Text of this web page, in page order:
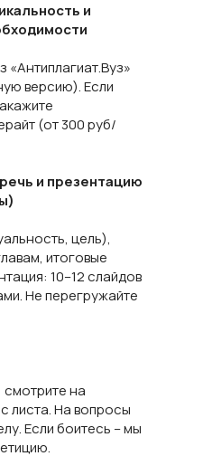
и
«Антиплагиат.Вуз»
версию). Если
(от 300 руб/
и презентацию
цель),
итоговые
10–12 слайдов
Не перегружайте
смотрите на
листа. На вопросы
Если боитесь – мы